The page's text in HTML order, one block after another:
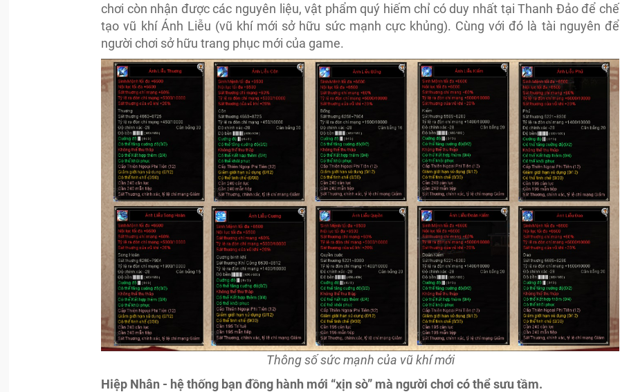
chơi còn nhận được các nguyên liệu, vật phẩm quý hiếm chỉ có duy nhất tại Thanh Đảo để chế
tạo vũ khí Ánh Liễu (vũ khí mới sở hữu sức mạnh cực khủng). Cùng với đó là tài nguyên để
người chơi sở hữu trang phục mới của game.
Thông số sức mạnh của vũ khí mới
Hiệp Nhân - hệ thống bạn đồng hành mới “xịn sò” mà người chơi có thể sưu tầm.